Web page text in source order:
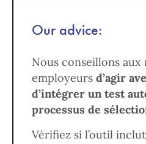
Our advice:
Nous conseillons
employeurs d’agir
d’intégrer un test
processus de
Vérifiez si l’outil